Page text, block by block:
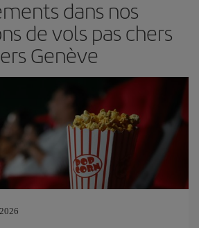
dans nos
de vols pas chers
Genève